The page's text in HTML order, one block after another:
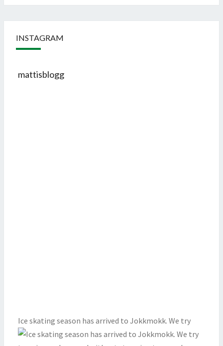
INSTAGRAM
mattisblogg
Ice skating season has arrived to Jokkmokk. We try